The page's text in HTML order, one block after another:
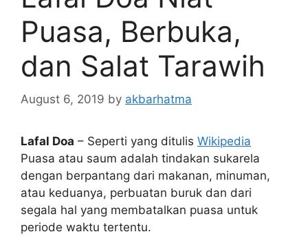
Puasa, Berbuka,
dan Salat Tarawih
August 6, 2019 by akbarhatma
Lafal Doa – Seperti yang ditulis Wikipedia
Puasa atau saum adalah tindakan sukarela
dengan berpantang dari makanan, minuman,
atau keduanya, perbuatan buruk dan dari
segala hal yang membatalkan puasa untuk
periode waktu tertentu.